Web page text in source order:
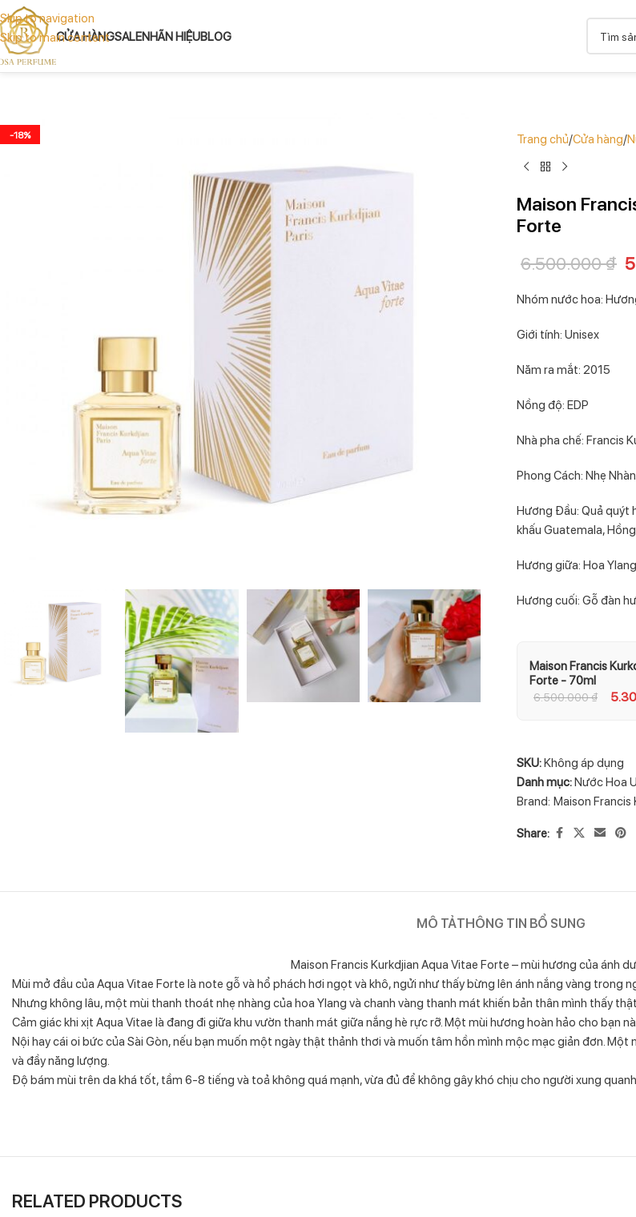
Skip to navigation
Skip to main content
CỬA HÀNGSALENHÃN HIỆUBLOG
-18% Trang chủ Cửa hàng
Maison
Forte
6.500.000₫
Nhóm nước hoa:
Giới tính: Unisex
Năm ra mắt: 2015
Nồng độ: EDP
Nhà pha chế: Francis
Phong Cách: Nhẹ
Hương Đầu: Quả quýt
khấu Guatemala,
Hương giữa: Hoa
Hương cuối: Gỗ đàn
Maison Francis
Forte - 70ml
6.500.000₫
SKU:Không áp dụng
Danh mục:Nước Hoa
Brand: Maison Francis
Share:
MÔ TẢTHÔNG TIN BỔ SUNG
Maison Francis Kurkdjian Aqua Vitae Forte – mùi hương của ánh
Mùi mở đầu của Aqua Vitae Forte là note gỗ và hổ phách hơi ngọt và khô, ngửi như thấy bừng lên ánh nắng vàng trong
Nhưng không lâu, một mùi thanh thoát nhẹ nhàng của hoa Ylang và chanh vàng thanh mát khiến bản thân mình thấy
Cảm giác khi xịt Aqua Vitae là đang đi giữa khu vườn thanh mát giữa nắng hè rực rỡ. Một mùi hương hoàn hảo cho bạn
Nội hay cái oi bức của Sài Gòn, nếu bạn muốn một ngày thật thảnh thơi và muốn tâm hồn mình mộc mạc giản đơn.
và đầy năng lượng.
Độ bám mùi trên da khá tốt, tầm 6-8 tiếng và toả không quá mạnh, vừa đủ để không gây khó chịu cho người xung
RELATED PRODUCTS